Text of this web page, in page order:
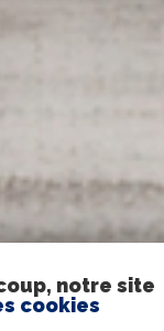
notre site
cookies